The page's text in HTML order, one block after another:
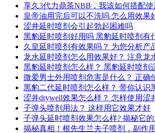
享久3代力鼎茶NBB，我该如何搭配使
皇帝油用完后可以不洗吗 怎么用效果
涩井延时喷剂会引起勃起困难吗
黑豹延时喷剂好用吗 黑豹延时喷剂有
久皇延时喷剂有效果吗？ 为您分析产
龙水延时喷剂怎么用效果好？ 注意龙
黑豹延时喷剂怎么样？ 黑豹延时喷剂
微爱男士外用喷剂危害是什么？ 正确
黑豹二代延时喷剂怎么样？ 带你认识
涩井drywell效果怎么样？ 怎样使用涩
子弹头喷剂用法？ 这样用它效果才好
子弹头延时喷剂效果怎么样? 揭秘它
揭秘真相！根先生兰夫子喷剂，副作